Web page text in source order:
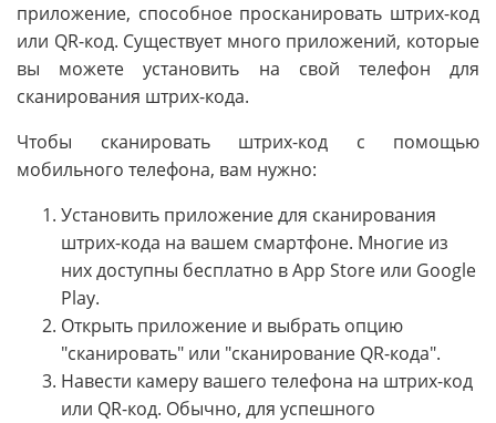
приложение, способное просканировать штрих-код
или QR-код. Существует много приложений, которые
вы можете установить на свой телефон для
сканирования штрих-кода.
Чтобы сканировать штрих-код с помощью
мобильного телефона, вам нужно:
Установить приложение для сканирования
штрих-кода на вашем смартфоне. Многие из
них доступны бесплатно в App Store или Google
Play.
Открыть приложение и выбрать опцию
"сканировать" или "сканирование QR-кода".
Навести камеру вашего телефона на штрих-код
или QR-код. Обычно, для успешного